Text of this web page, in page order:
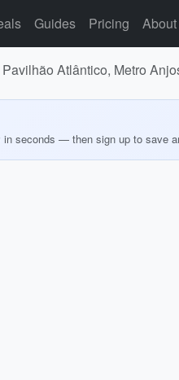
Guides Pricing About
Atlântico, Metro
in seconds — then sign up to save